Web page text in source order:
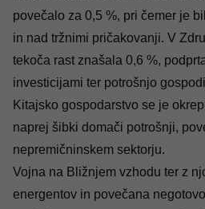
povečalo za 0,5 %, pri čemer je
in nad tržnimi pričakovanji. V
tekoča rast znašala 0,6 %,
investicijami ter potrošnjo
Kitajsko gospodarstvo se je
naprej šibki domači potrošnji,
nepremičninskem sektorju.
Vojna na Bližnjem vzhodu ter z
energentov in povečana